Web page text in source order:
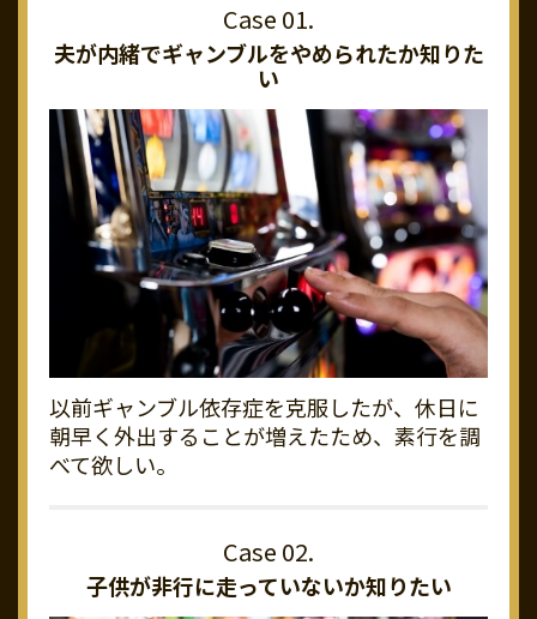
夫が内緒でギャンブルをやめられたか知りた
い
以前ギャンブル依存症を克服したが、休日に
朝早く外出することが増えたため、素行を調
べて欲しい。
子供が非行に走っていないか知りたい